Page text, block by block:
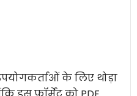
के लिए थोड़ा